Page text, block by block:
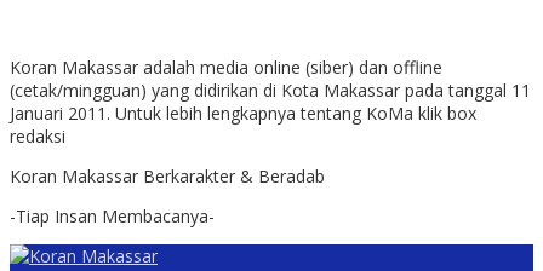
Koran Makassar adalah media online (siber) dan offline
(cetak/mingguan) yang didirikan di Kota Makassar pada tanggal 11
Januari 2011. Untuk lebih lengkapnya tentang KoMa klik box
redaksi
Koran Makassar Berkarakter & Beradab
-Tiap Insan Membacanya-